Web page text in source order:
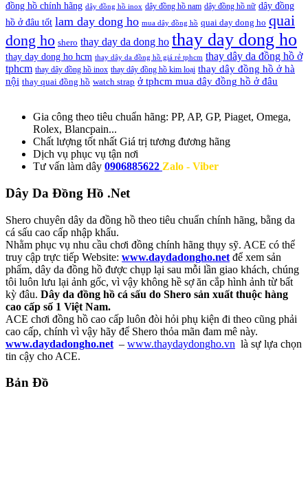
đồng hồ chính hãng dây đồng hồ inox dây đồng hồ nam dây đồng hồ nữ dây đồng
hồ ở đâu tốt lam day dong ho mua dây đồng hồ quai day dong ho quai
dong ho shero thay day da dong ho thay day dong ho
thay day dong ho hcm thay dây da đồng hồ giá rẻ tphcm thay dây da đồng hồ ở
tphcm thay dây đồng hồ inox thay dây đồng hồ kim loại thay dây đồng hồ ở hà
nội thay quai đồng hồ watch strap ở tphcm mua dây đồng hồ ở đâu
Gia công theo tiêu chuẩn hãng: PP, AP, GP, Piaget, Omega,
Rolex, Blancpain...
Chất lượng tốt nhất Giá trị tương đương hãng
Dịch vụ phục vụ tận nơi
Tư vấn làm dây 0906885622 Zalo - Viber
Dây Da Đồng Hồ .Net
Shero chuyên dây da đồng hồ theo tiêu chuẩn chính hãng, bằng da
cá sấu cao cấp nhập khẩu.
Nhằm phục vụ nhu cầu chơi đồng chính hãng thụy sỹ. ACE có thể
truy cập trực tiếp Website: www.daydadongho.net để xem sản
phẩm, dây da đồng hồ được chụp lại sau mỗi lần giao khách, chúng
tôi luôn lưu lại ảnh gốc, vì vậy không hề sợ ăn cắp hình ảnh từ bất
kỳ đâu. Dây da đồng hồ cá sấu do Shero sản xuất thuộc hàng
cao cấp số 1 Việt Nam.
ACE chơi đồng hồ cao cấp luôn đòi hỏi phụ kiện đi theo cũng phải
cao cấp, chính vì vậy hãy để Shero thỏa mãn đam mê này.
www.daydadongho.net – www.thaydaydongho.vn là sự lựa chọn
tin cậy cho ACE.
Bản Đồ